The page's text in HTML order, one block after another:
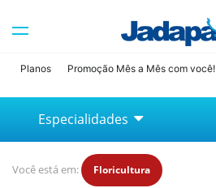
Planos Promoção Mês a Mês com você!
Especialidades
Você está em: Floricultura